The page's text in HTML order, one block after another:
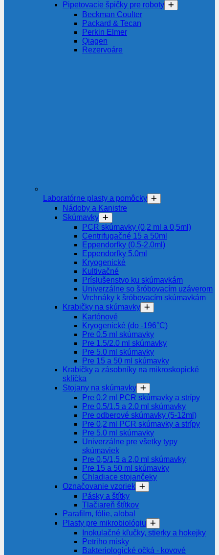
Pipetovacie špičky pre roboty
Beckman Coulter
Packard & Tecan
Perkin Elmer
Qiagen
Rezervoáre
Laboratórne plasty a pomôcky
Nádoby a Kanistre
Skúmavky
PCR skúmavky (0,2 ml a 0,5ml)
Centrifugačné 15 a 50ml
Eppendorfky (0,5-2.0ml)
Eppendorfky 5.0ml
Kryogenické
Kultivačné
Príslušenstvo ku skúmavkám
Univerzálne so šróbovacím uzáverom
Vrchnáky k šróbovacím skúmavkám
Krabičky na skúmavky
Kartónové
Kryogenické (do -196°C)
Pre 0.5 ml skúmavky
Pre 1.5/2.0 ml skúmavky
Pre 5.0 ml skúmavky
Pre 15 a 50 ml skúmavky
Krabičky a zásobníky na mikroskopické
sklíčka
Stojany na skúmavky
Pre 0.2 ml PCR skúmavky a strípy
Pre 0.5/1.5 a 2.0 ml skúmavky
Pre odberové skúmavky (5-12ml)
Pre 0,2 ml PCR skúmavky a strípy
Pre 5.0 ml skúmavky
Univerzálne pre všetky typy
skúmaviek
Pre 0,5/1,5 a 2,0 ml skúmavky
Pre 15 a 50 ml skúmavky
Chladiace stojančeky
Označovanie vzoriek
Pásky a štítky
Tlačiareň štítkov
Parafilm, fólie, alobal
Plasty pre mikrobiológiu
Inokulačné kľučky, stierky a hokejky
Petriho misky
Bakteriologické očká - kovové